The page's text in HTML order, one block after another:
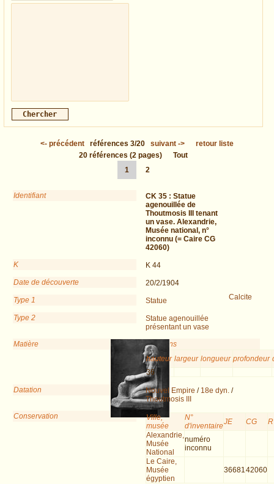
<- précédent références 3/20 suivant ->
retour liste
20 références (2 pages)
Tout
1
2
Identifiant CK 35 : Statue
agenouillée de
Thoutmosis III tenant
un vase. Alexandrie,
Musée national, n°
inconnu (= Caire CG
42060)
K
K 44
Date de découverte
20/2/1904
Type 1
Statue
Type 2
Statue agenouillée
présentant un vase
Matière
Calcite
Dimensions
hauteur largeur longueur profondeur
36
Datation Nouvel Empire / 18e dyn. /
Thoutmosis III
Conservation
Ville,
musée
N°
d'inventaireJE CG
Alexandrie,
Musée
National
numéro
inconnu
Le Caire,
Musée
égyptien
3668142060